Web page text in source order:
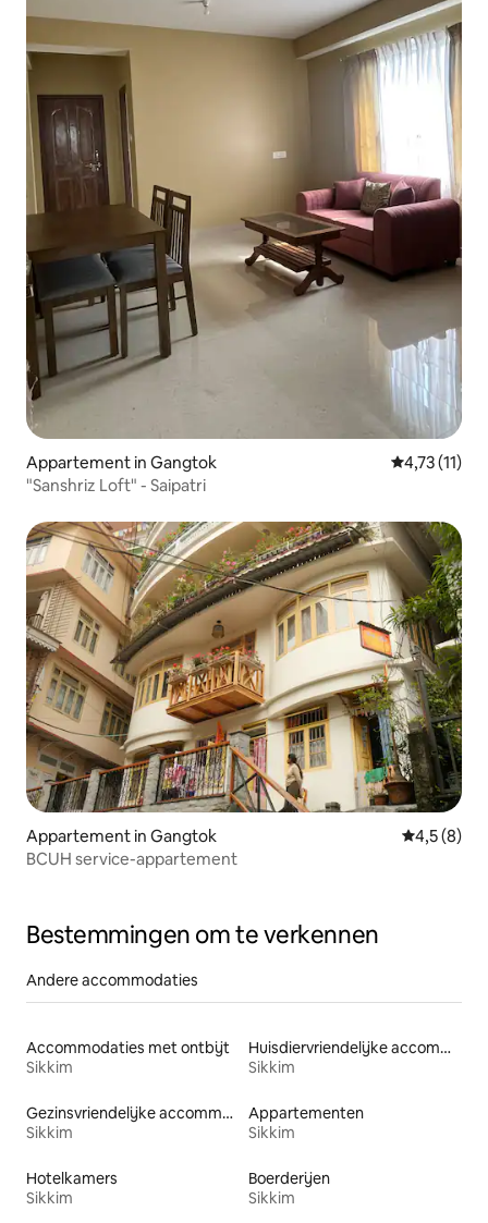
Appartement in Gangtok Gemiddelde
4,73 (11)
"Sanshriz Loft" - Saipatri
Appartement in Gangtok
4,5 (8)
BCUH service-appartement
Bestemmingen om te verkennen
Andere accommodaties
Accommodaties met ontbijt
Sikkim
Huisdiervriendelijke accommodaties
Sikkim
Gezinsvriendelijke accommodaties
Sikkim
Appartementen
Sikkim
Hotelkamers
Sikkim
Boerderijen
Sikkim